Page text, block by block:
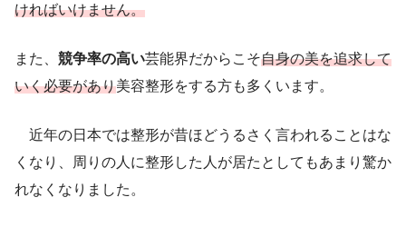
ければいけません。
また、 競争率の高い芸能界だからこそ自身の美を追求して
いく必要があり美容整形をする方も多くいます。
近年の日本では整形が昔ほどうるさく言われることはな
くなり、周りの人に整形した人が居たとしてもあまり驚か
れなくなりました。